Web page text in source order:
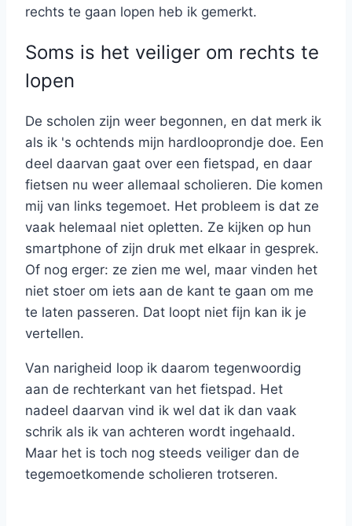
rechts te gaan lopen heb ik gemerkt.
Soms is het veiliger om rechts te
lopen
De scholen zijn weer begonnen, en dat merk ik
als ik 's ochtends mijn hardlooprondje doe. Een
deel daarvan gaat over een fietspad, en daar
fietsen nu weer allemaal scholieren. Die komen
mij van links tegemoet. Het probleem is dat ze
vaak helemaal niet opletten. Ze kijken op hun
smartphone of zijn druk met elkaar in gesprek.
Of nog erger: ze zien me wel, maar vinden het
niet stoer om iets aan de kant te gaan om me
te laten passeren. Dat loopt niet fijn kan ik je
vertellen.
Van narigheid loop ik daarom tegenwoordig
aan de rechterkant van het fietspad. Het
nadeel daarvan vind ik wel dat ik dan vaak
schrik als ik van achteren wordt ingehaald.
Maar het is toch nog steeds veiliger dan de
tegemoetkomende scholieren trotseren.